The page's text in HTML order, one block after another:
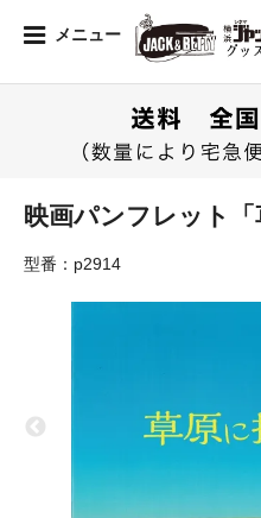
メニュー
映画パンフレット「
型番：p2914